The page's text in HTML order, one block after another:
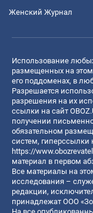
Женский Журнал
Использование
размещенных на этом
его поддоменах, в
Разрешается
разрешения на их
ссылки на сайт
получении
обязательном
систем, гиперссылки
https://
материал в первом
Все материалы на
исследования –
редакции,
принадлежат ООО